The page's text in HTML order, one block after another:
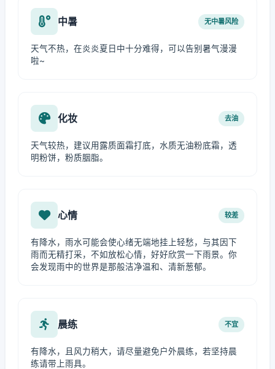
中暑 无中暑风险
天气不热，在炎炎夏日中十分难得，可以告别暑气漫漫
啦~
化妆 去油
天气较热，建议用露质面霜打底，水质无油粉底霜，透
明粉饼，粉质胭脂。
心情 较差
有降水，雨水可能会使心绪无端地挂上轻愁，与其因下
雨而无精打采，不如放松心情，好好欣赏一下雨景。你
会发现雨中的世界是那般洁净温和、清新葱郁。
晨练 不宜
有降水，且风力稍大，请尽量避免户外晨练，若坚持晨
练请带上雨具。